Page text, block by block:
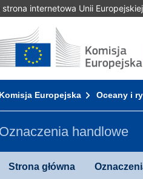
strona internetowa Unii Europejskiej
zawartości
Strona główna - Komisja
Komisja Europejska Oceany i
Oznaczenia handlowe
Strona główna